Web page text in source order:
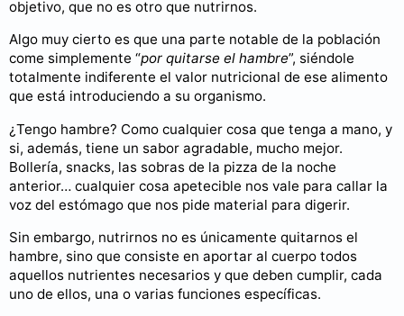
objetivo, que no es otro que nutrirnos.
Algo muy cierto es que una parte notable de la población
come simplemente “por quitarse el hambre”, siéndole
totalmente indiferente el valor nutricional de ese alimento
que está introduciendo a su organismo.
¿Tengo hambre? Como cualquier cosa que tenga a mano, y
si, además, tiene un sabor agradable, mucho mejor.
Bollería, snacks, las sobras de la pizza de la noche
anterior… cualquier cosa apetecible nos vale para callar la
voz del estómago que nos pide material para digerir.
Sin embargo, nutrirnos no es únicamente quitarnos el
hambre, sino que consiste en aportar al cuerpo todos
aquellos nutrientes necesarios y que deben cumplir, cada
uno de ellos, una o varias funciones específicas.